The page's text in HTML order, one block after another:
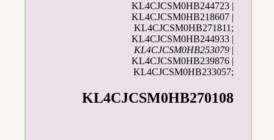
KL4CJCSM0HB244723 |
KL4CJCSM0HB218607 |
KL4CJCSM0HB271811;
KL4CJCSM0HB244933 |
KL4CJCSM0HB253079 |
KL4CJCSM0HB239876 |
KL4CJCSM0HB233057;
KL4CJCSM0HB270108